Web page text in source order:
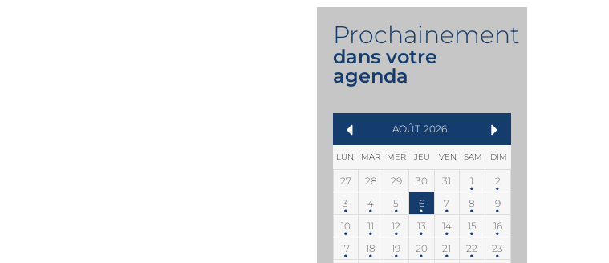
Prochainement
dans votre
agenda
AOÛT 2026
LUN MAR MER JEU VEN SAM DIM
27 28 29 30 31 1
2
3
4 5 6 7 8
9
10
11 12 13 14 15
16
17
18 19 20 21 22
23